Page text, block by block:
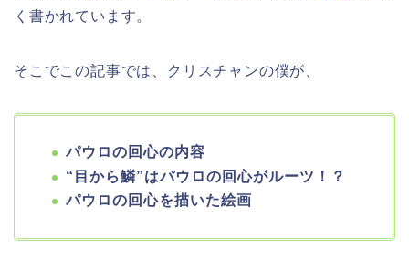
く書かれています。
そこでこの記事では、クリスチャンの僕が、
パウロの回心の内容
“目から鱗”はパウロの回心がルーツ！？
パウロの回心を描いた絵画